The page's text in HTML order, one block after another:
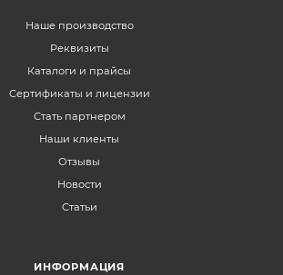
Наше производство
Реквизиты
Каталоги и прайсы
Сертификаты и лицензии
Стать партнером
Наши клиенты
Отзывы
Новости
Статьи
ИНФОРМАЦИЯ